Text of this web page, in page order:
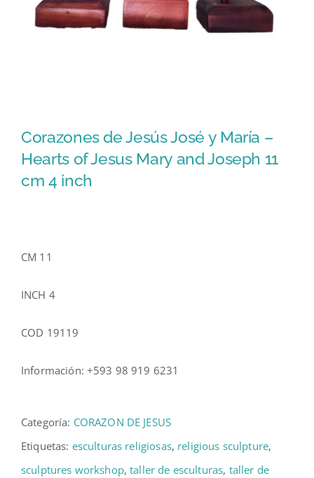
Corazones de Jesús José y María –
Hearts of Jesus Mary and Joseph 11
cm 4 inch
CM 11
INCH 4
COD 19119
Información: +593 98 919 6231
Categoría: CORAZON DE JESUS
Etiquetas: esculturas religiosas, religious sculpture,
sculptures workshop,taller de esculturas, taller de